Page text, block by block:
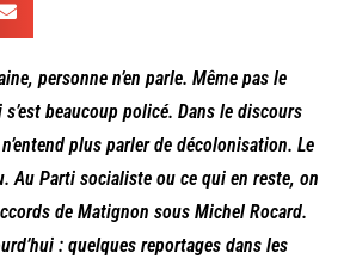
personne n’en parle. Même pas le
beaucoup policé. Dans le discours
plus parler de décolonisation. Le
Au Parti socialiste ou ce qui en reste, on
de Matignon sous Michel Rocard.
: quelques reportages dans les